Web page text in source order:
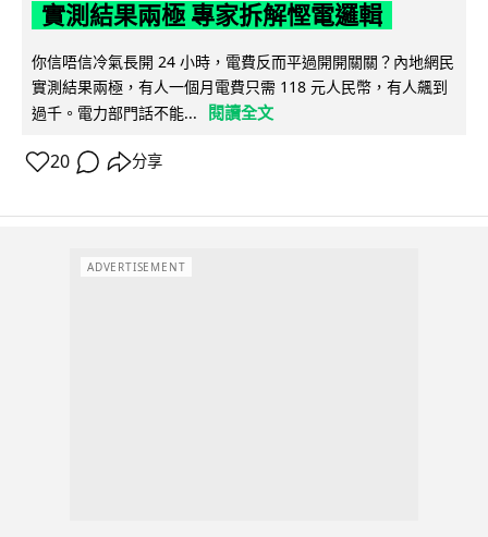
實測結果兩極 專家拆解慳電邏輯
你信唔信冷氣長開 24 小時，電費反而平過開開關關？內地網民
實測結果兩極，有人一個月電費只需 118 元人民幣，有人飆到
過千。電力部門話不能...
閱讀全文
20 分享
ADVERTISEMENT